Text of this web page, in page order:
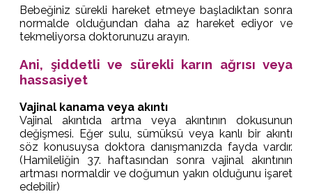
Bebeğiniz sürekli hareket etmeye başladıktan sonra
normalde olduğundan daha az hareket ediyor ve
tekmeliyorsa doktorunuzu arayın.
Ani, şiddetli ve sürekli karın ağrısı veya
hassasiyet
Vajinal kanama veya akıntı
Vajinal akıntıda artma veya akıntının dokusunun
değişmesi. Eğer sulu, sümüksü veya kanlı bir akıntı
söz konusuysa doktora danışmanızda fayda vardır.
(Hamileliğin 37. haftasından sonra vajinal akıntının
artması normaldir ve doğumun yakın olduğunu işaret
edebilir)